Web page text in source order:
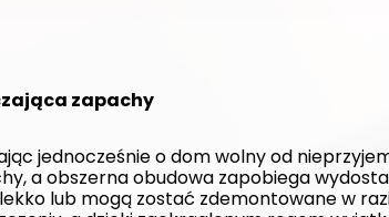
zapachy
jednocześnie o dom wolny od
a obszerna obudowa zapobiega
lub mogą zostać zdemontowane w